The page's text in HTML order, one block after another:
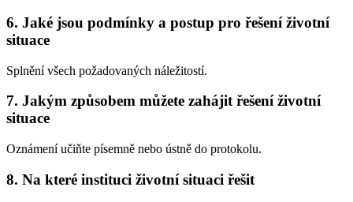
6. Jaké jsou podmínky a postup pro řešení životní
situace
Splnění všech požadovaných náležitostí.
7. Jakým způsobem můžete zahájit řešení životní
situace
Oznámení učiňte písemně nebo ústně do protokolu.
8. Na které instituci životní situaci řešit